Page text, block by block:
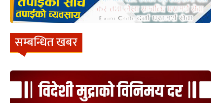
सम्बन्धित खबर